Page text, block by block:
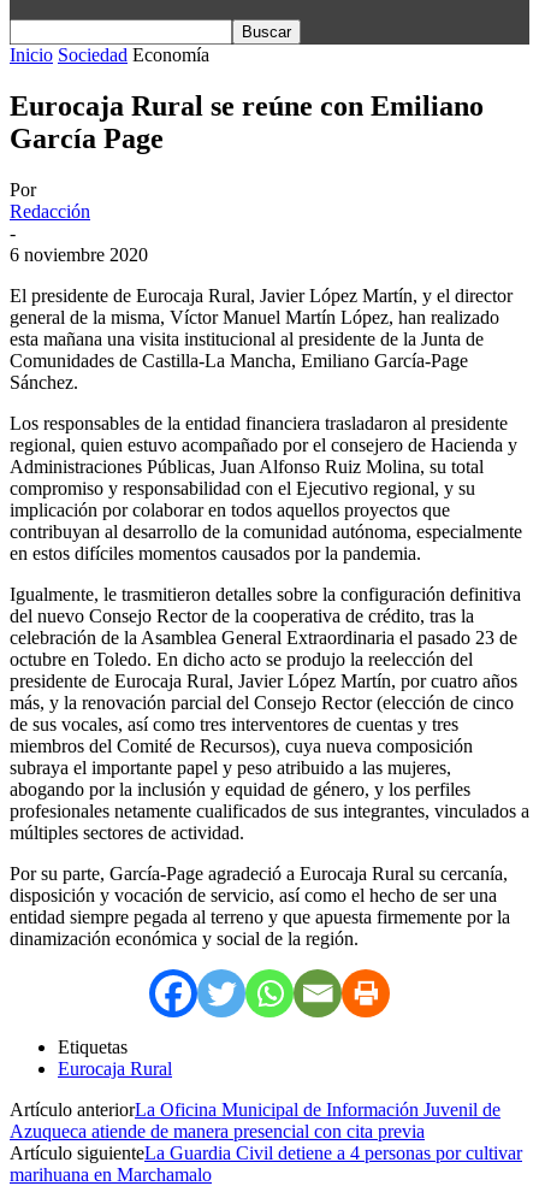
Inicio Sociedad Economía
Eurocaja Rural se reúne con Emiliano
García Page
Por
Redacción
-
6 noviembre 2020
El presidente de Eurocaja Rural, Javier López Martín, y el director
general de la misma, Víctor Manuel Martín López, han realizado
esta mañana una visita institucional al presidente de la Junta de
Comunidades de Castilla-La Mancha, Emiliano García-Page
Sánchez.
Los responsables de la entidad financiera trasladaron al presidente
regional, quien estuvo acompañado por el consejero de Hacienda y
Administraciones Públicas, Juan Alfonso Ruiz Molina, su total
compromiso y responsabilidad con el Ejecutivo regional, y su
implicación por colaborar en todos aquellos proyectos que
contribuyan al desarrollo de la comunidad autónoma, especialmente
en estos difíciles momentos causados por la pandemia.
Igualmente, le trasmitieron detalles sobre la configuración definitiva
del nuevo Consejo Rector de la cooperativa de crédito, tras la
celebración de la Asamblea General Extraordinaria el pasado 23 de
octubre en Toledo. En dicho acto se produjo la reelección del
presidente de Eurocaja Rural, Javier López Martín, por cuatro años
más, y la renovación parcial del Consejo Rector (elección de cinco
de sus vocales, así como tres interventores de cuentas y tres
miembros del Comité de Recursos), cuya nueva composición
subraya el importante papel y peso atribuido a las mujeres,
abogando por la inclusión y equidad de género, y los perfiles
profesionales netamente cualificados de sus integrantes, vinculados a
múltiples sectores de actividad.
Por su parte, García-Page agradeció a Eurocaja Rural su cercanía,
disposición y vocación de servicio, así como el hecho de ser una
entidad siempre pegada al terreno y que apuesta firmemente por la
dinamización económica y social de la región.
Etiquetas
Eurocaja Rural
Artículo anteriorLa Oficina Municipal de Información Juvenil de
Azuqueca atiende de manera presencial con cita previa
Artículo siguienteLa Guardia Civil detiene a 4 personas por cultivar
marihuana en Marchamalo